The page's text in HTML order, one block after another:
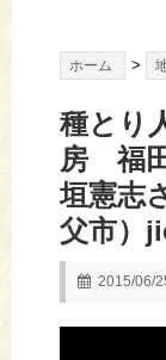
ホーム >
種とり
房 福
垣憲志
父市）
2015/06/